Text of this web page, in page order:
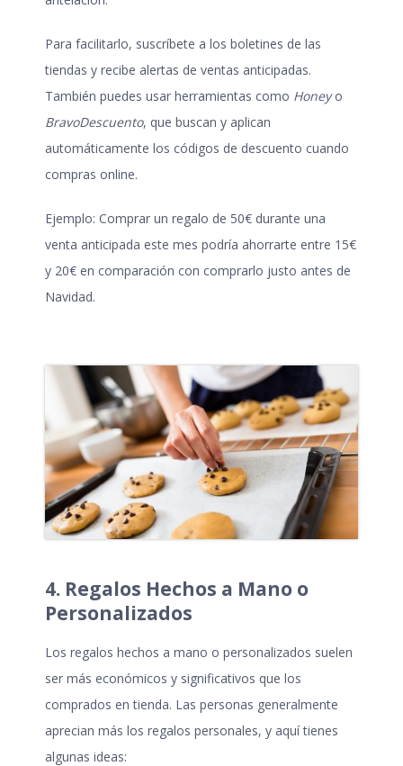
Para facilitarlo, suscríbete a los boletines de las
tiendas y recibe alertas de ventas anticipadas.
También puedes usar herramientas como Honeyo
BravoDescuento, que buscan y aplican
automáticamente los códigos de descuento cuando
compras online.
Ejemplo: Comprar un regalo de 50€ durante una
venta anticipada este mes podría ahorrarte entre 15€
y 20€ en comparación con comprarlo justo antes de
Navidad.
4. Regalos Hechos a Mano o
Personalizados
Los regalos hechos a mano o personalizados suelen
ser más económicos y significativos que los
comprados en tienda. Las personas generalmente
aprecian más los regalos personales, y aquí tienes
algunas ideas: